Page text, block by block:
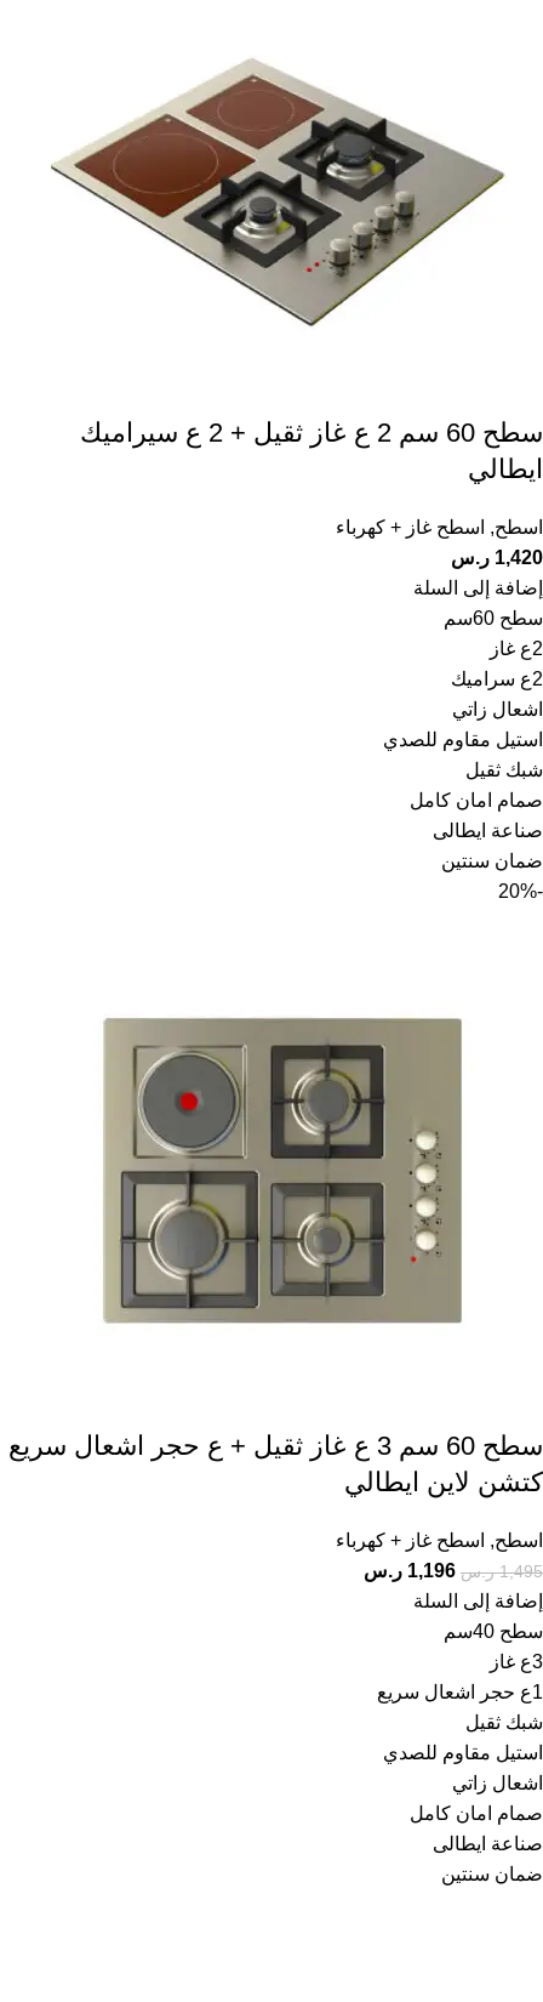
سطح 60 سم 2 ع غاز ثقيل + 2 ع سيراميك
ايطالي
اسطح, اسطح غاز + كهرباء
1,420 ر.س
إضافة إلى السلة
سطح 60سم
2ع غاز
2ع سراميك
اشعال زاتي
استيل مقاوم للصدي
شبك ثقيل
صمام امان كامل
صناعة ايطالى
ضمان سنتين
-20%
سطح 60 سم 3 ع غاز ثقيل + ع حجر اشعال سريع
كتشن لاين ايطالي
اسطح, اسطح غاز + كهرباء
1,495 ر.س 1,196 ر.س
إضافة إلى السلة
سطح 40سم
3ع غاز
1ع حجر اشعال سريع
شبك ثقيل
استيل مقاوم للصدي
اشعال زاتي
صمام امان كامل
صناعة ايطالى
ضمان سنتين